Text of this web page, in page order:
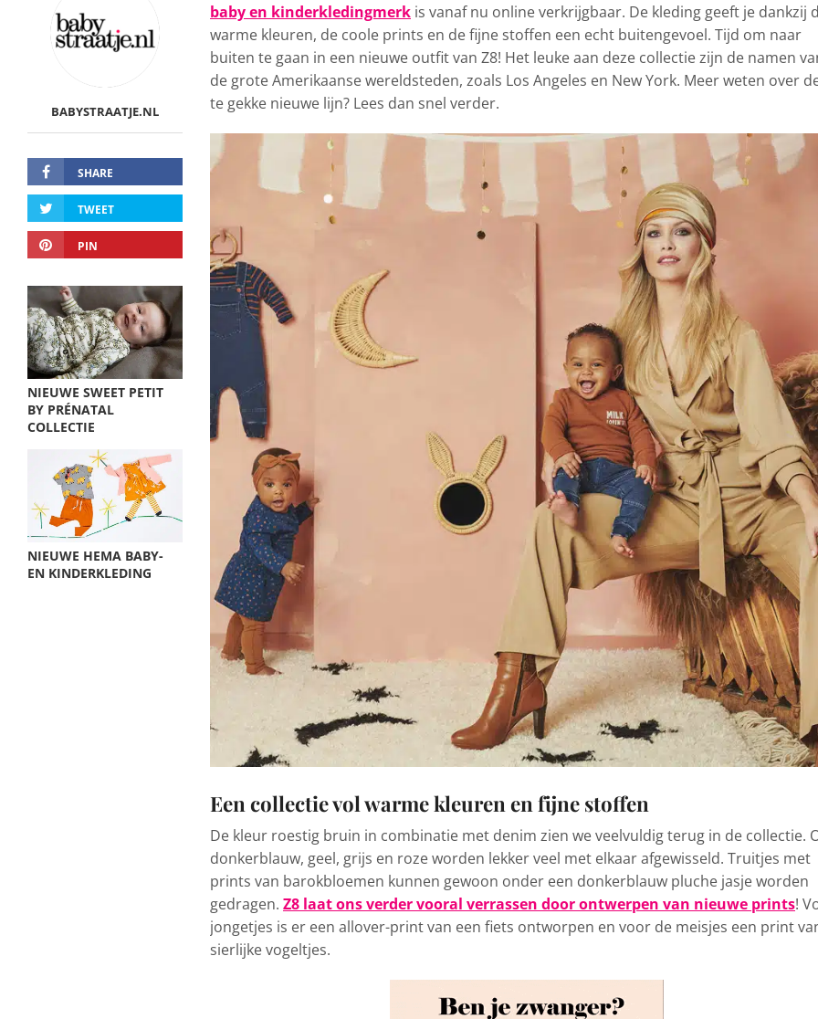
BABYSTRAATJE.NL
SHARE
TWEET
PIN
NIEUWE SWEET PETIT
BY PRÉNATAL
COLLECTIE
NIEUWE HEMA BABY-
EN KINDERKLEDING
baby en kinderkledingmerk is vanaf nu online verkrijgbaar. De kleding geeft je dankzij
warme kleuren, de coole prints en de fijne stoffen een echt buitengevoel. Tijd om naar
buiten te gaan in een nieuwe outfit van Z8! Het leuke aan deze collectie zijn de namen
de grote Amerikaanse wereldsteden, zoals Los Angeles en New York. Meer weten over
te gekke nieuwe lijn? Lees dan snel verder.
Een collectie vol warme kleuren en fijne stoffen
De kleur roestig bruin in combinatie met denim zien we veelvuldig terug in de collectie.
donkerblauw, geel, grijs en roze worden lekker veel met elkaar afgewisseld. Truitjes met
prints van barokbloemen kunnen gewoon onder een donkerblauw pluche jasje worden
gedragen. Z8 laat ons verder vooral verrassen door ontwerpen van nieuwe prints!
jongetjes is er een allover-print van een fiets ontworpen en voor de meisjes een print
sierlijke vogeltjes.